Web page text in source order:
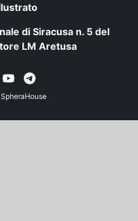
di Siracusa n. 5 del
LM Aretusa
SpheraHouse